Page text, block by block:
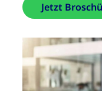
Jetzt